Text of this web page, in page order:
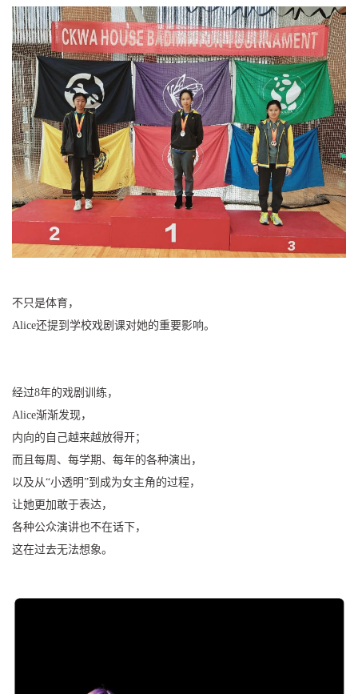
不只是体育，
Alice还提到学校戏剧课对她的重要影响。
经过8年的戏剧训练，
Alice渐渐发现，
内向的自己越来越放得开；
而且每周、每学期、每年的各种演出，
以及从“小透明”到成为女主角的过程，
让她更加敢于表达，
各种公众演讲也不在话下，
这在过去无法想象。